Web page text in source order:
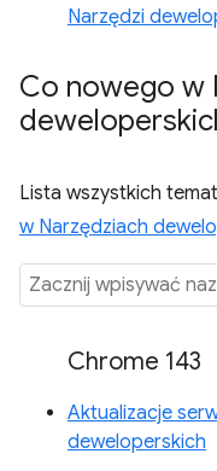
Narzędzi
Co nowego w
Lista wszystkich
w Narzędziach
Chrome 143
Aktualizacje
deweloperskich